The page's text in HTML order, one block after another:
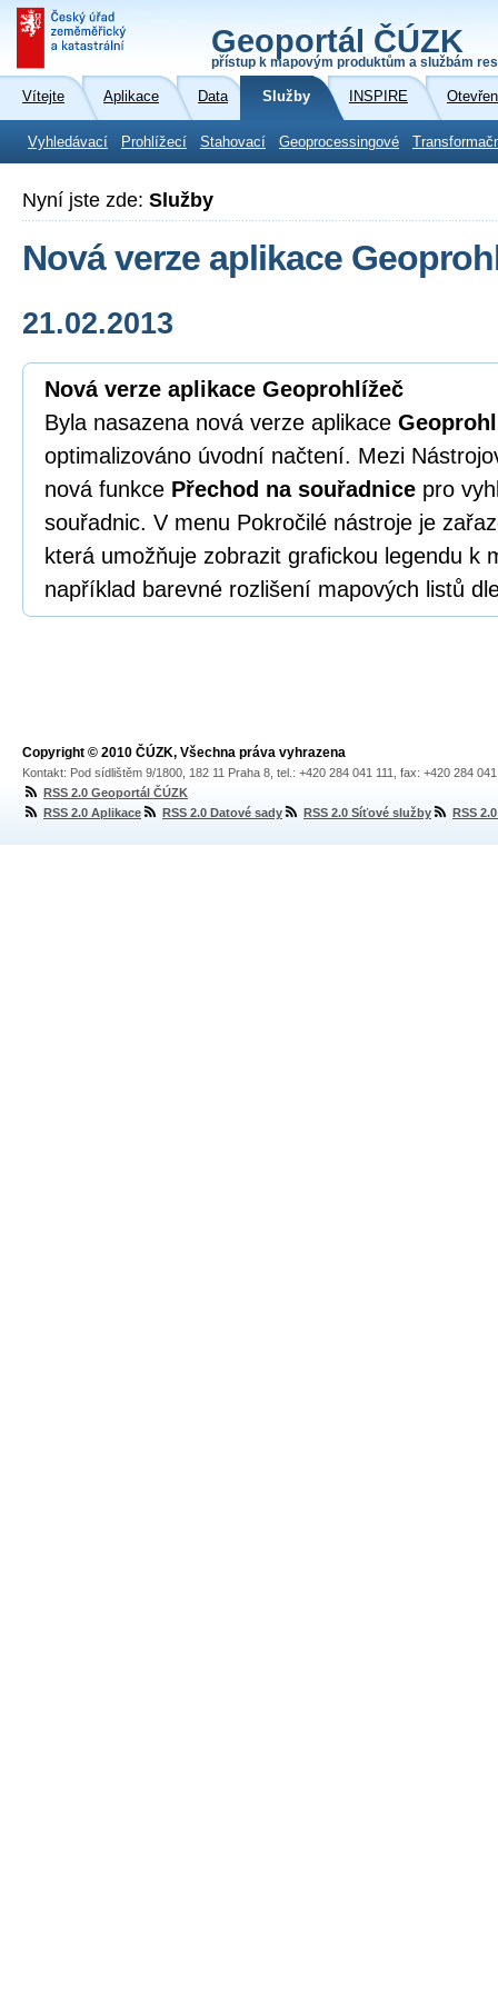
Geoportál ČÚZK
přístup k mapovým produktům a službám
Vítejte Aplikace Data Služby INSPIRE
Vyhledávací Prohlížecí Stahovací Geoprocessingové
Nyní jste zde: Služby
Nová verze aplikace
21.02.2013
Nová verze aplikace Geoprohlížeč
Byla nasazena nová verze aplikace
optimalizováno úvodní načtení. Mezi
nová funkce Přechod na souřadnice pro
souřadnic. V menu Pokročilé nástroje je
která umožňuje zobrazit grafickou legendu k
například barevné rozlišení mapových listů
Copyright © 2010 ČÚZK, Všechna práva vyhrazena
Kontakt: Pod sídlištěm 9/1800, 182 11 Praha 8, tel.: +420 284 041 111, fax: +420 284
RSS 2.0 Geoportál ČÚZK
RSS 2.0 Aplikace
RSS 2.0 Datové sady RSS 2.0 Síťové služby RSS